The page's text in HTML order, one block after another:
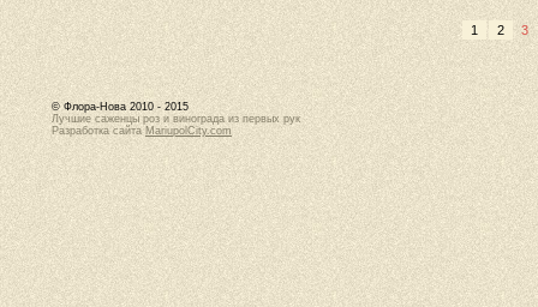
1 2 3
© Флора-Нова 2010 - 2015
Лучшие саженцы роз и винограда из первых рук
Разработка сайта MariupolCity.com